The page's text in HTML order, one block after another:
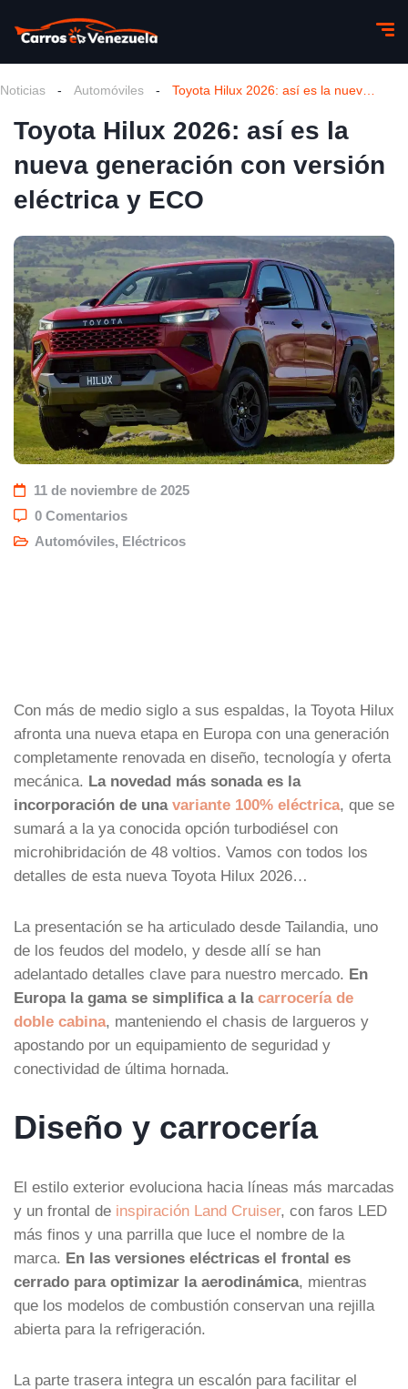
Noticias - Automóviles -
Toyota Hilux 2026: así es la
nueva generación con versión
eléctrica y ECO
11 de noviembre de 2025
0 Comentarios
Automóviles, Eléctricos
Con más de medio siglo a sus espaldas, la Toyota Hilux
afronta una nueva etapa en Europa con una generación
completamente renovada en diseño, tecnología y oferta
mecánica. La novedad más sonada es la
incorporación de una variante 100% eléctrica, que se
sumará a la ya conocida opción turbodiésel con
microhibridación de 48 voltios. Vamos con todos los
detalles de esta nueva Toyota Hilux 2026…
La presentación se ha articulado desde Tailandia, uno
de los feudos del modelo, y desde allí se han
adelantado detalles clave para nuestro mercado. En
Europa la gama se simplifica a la carrocería de
doble cabina, manteniendo el chasis de largueros y
apostando por un equipamiento de seguridad y
conectividad de última hornada.
Diseño y carrocería
El estilo exterior evoluciona hacia líneas más marcadas
y un frontal de inspiración Land Cruiser, con faros LED
más finos y una parrilla que luce el nombre de la
marca. En las versiones eléctricas el frontal es
cerrado para optimizar la aerodinámica, mientras
que los modelos de combustión conservan una rejilla
abierta para la refrigeración.
La parte trasera integra un escalón para facilitar el